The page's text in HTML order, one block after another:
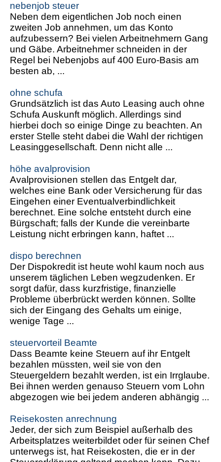
nebenjob steuer
Neben dem eigentlichen Job noch einen
zweiten Job annehmen, um das Konto
aufzubessern? Bei vielen Arbeitnehmern Gang
und Gäbe. Arbeitnehmer schneiden in der
Regel bei Nebenjobs auf 400 Euro-Basis am
besten ab, ...
ohne schufa
Grundsätzlich ist das Auto Leasing auch ohne
Schufa Auskunft möglich. Allerdings sind
hierbei doch so einige Dinge zu beachten. An
erster Stelle steht dabei die Wahl der richtigen
Leasinggesellschaft. Denn nicht alle ...
höhe avalprovision
Avalprovisionen stellen das Entgelt dar,
welches eine Bank oder Versicherung für das
Eingehen einer Eventualverbindlichkeit
berechnet. Eine solche entsteht durch eine
Bürgschaft; falls der Kunde die vereinbarte
Leistung nicht erbringen kann, haftet ...
dispo berechnen
Der Dispokredit ist heute wohl kaum noch aus
unserem täglichen Leben wegzudenken. Er
sorgt dafür, dass kurzfristige, finanzielle
Probleme überbrückt werden können. Sollte
sich der Eingang des Gehalts um einige,
wenige Tage ...
steuervorteil Beamte
Dass Beamte keine Steuern auf ihr Entgelt
bezahlen müssten, weil sie von den
Steuergeldern bezahlt werden, ist ein Irrglaube.
Bei ihnen werden genauso Steuern vom Lohn
abgezogen wie bei jedem anderen abhängig ...
Reisekosten anrechnung
Jeder, der sich zum Beispiel außerhalb des
Arbeitsplatzes weiterbildet oder für seinen Chef
unterwegs ist, hat Reisekosten, die er in der